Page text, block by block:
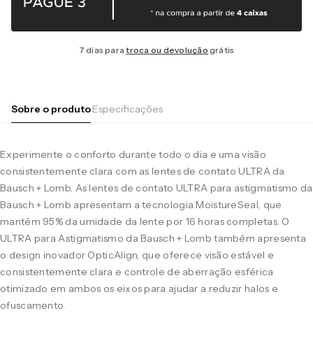
7 dias paratroca ou devolução grátis
Sobre o produtoEspecificações
Experimente o conforto durante todo o dia e uma visão
consistentemente clara com as lentes de contato ULTRA da
Bausch + Lomb. As lentes de contato ULTRA para astigmatismo da
Bausch + Lomb apresentam a tecnologia MoistureSeal, que
mantém 95% da umidade da lente por 16 horas completas. O
ULTRA para Astigmatismo da Bausch + Lomb também apresenta
o design inovador OpticAlign, que oferece visão estável e
consistentemente clara e controle de aberração esférica
otimizado em ambos os eixos para ajudar a reduzir halos e
ofuscamento.